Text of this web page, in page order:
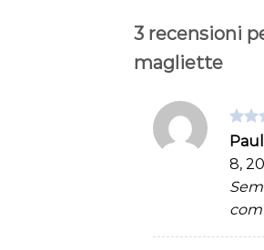
3 recensioni
magliette
Paul
8,